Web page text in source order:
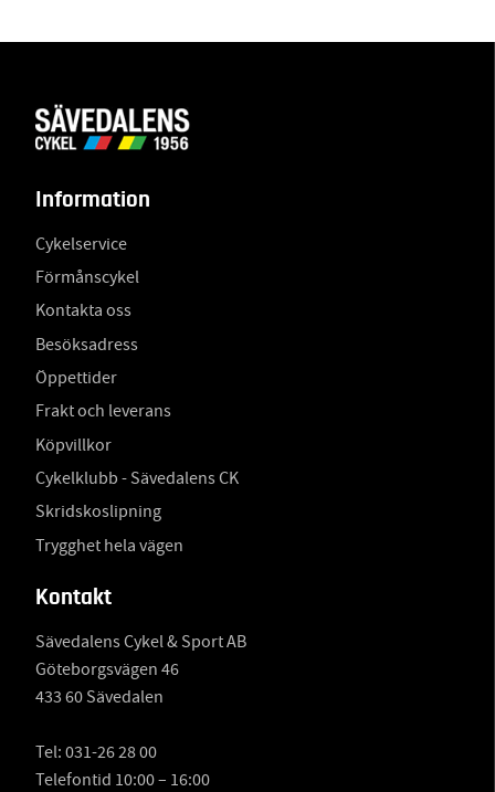
Information
Cykelservice
Förmånscykel
Kontakta oss
Besöksadress
Öppettider
Frakt och leverans
Köpvillkor
Cykelklubb - Sävedalens CK
Skridskoslipning
Trygghet hela vägen
Kontakt
Sävedalens Cykel & Sport AB
Göteborgsvägen 46
433 60 Sävedalen
Tel: 031-26 28 00
Telefontid 10:00 – 16:00